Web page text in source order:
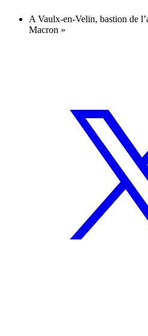
A Vaulx-en-Velin, bastion de
Macron »